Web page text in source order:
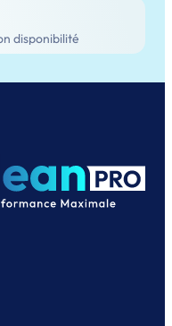
disponibilité